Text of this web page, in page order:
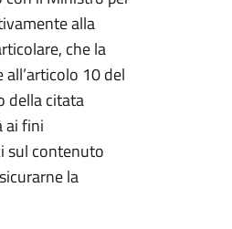
alla
che la
10 del
della citata
ai fini
sul contenuto
la